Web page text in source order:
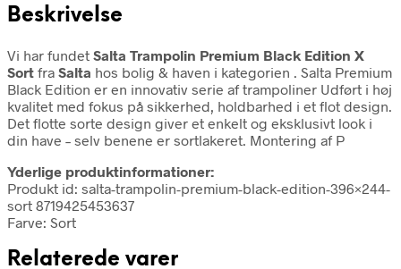
Beskrivelse
Vi har fundet Salta Trampolin Premium Black Edition X
Sort fra Salta hos bolig & haven i kategorien . Salta Premium
Black Edition er en innovativ serie af trampoliner Udført i høj
kvalitet med fokus på sikkerhed, holdbarhed i et flot design.
Det flotte sorte design giver et enkelt og eksklusivt look i
din have – selv benene er sortlakeret. Montering af P
Yderlige produktinformationer:
Produkt id: salta-trampolin-premium-black-edition-396×244-
sort 8719425453637
Farve: Sort
Relaterede varer